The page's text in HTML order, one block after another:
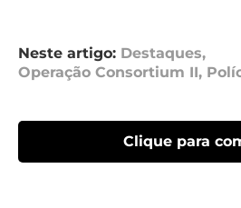
Neste artigo: Destaques,
Operação Consortium II,
Clique para